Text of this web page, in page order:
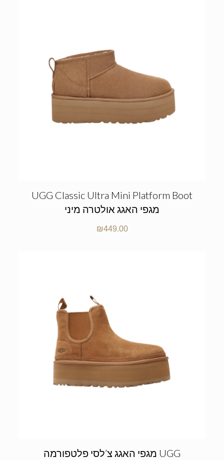
UGG Classic Ultra Mini Platform Boot
מגפי האגג אולטרה מיני
₪449.00
מגפי האגג צ’לסי פלטפורמה UGG